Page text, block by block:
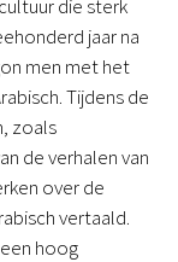
die sterk
jaar na
men met het
Tijdens de
zoals
de verhalen van
over de
vertaald.
hoog